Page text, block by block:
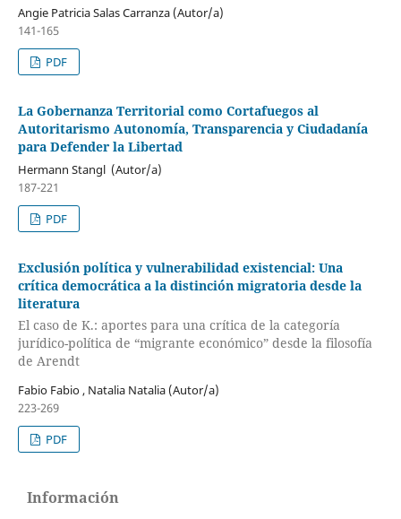
Angie Patricia Salas Carranza (Autor/a)
141-165
PDF
La Gobernanza Territorial como Cortafuegos al
Autoritarismo Autonomía, Transparencia y Ciudadanía
para Defender la Libertad
Hermann Stangl (Autor/a)
187-221
PDF
Exclusión política y vulnerabilidad existencial: Una
crítica democrática a la distinción migratoria desde la
literatura
El caso de K.: aportes para una crítica de la categoría
jurídico-política de “migrante económico” desde la filosofía
de Arendt
Fabio Fabio , Natalia Natalia (Autor/a)
223-269
PDF
Información